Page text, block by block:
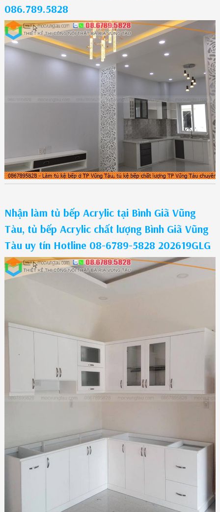
086.789.5828
Nhận làm tủ bếp Acrylic tại Bình Giã Vũng
Tàu, tủ bếp Acrylic chất lượng Bình Giã Vũng
Tàu uy tín Hotline 08-6789-5828 202619GLG